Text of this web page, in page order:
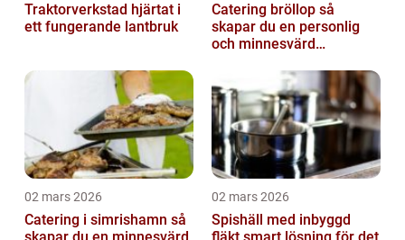
Traktorverkstad hjärtat i
ett fungerande lantbruk
Catering bröllop så
skapar du en personlig
och minnesvärd
02 mars 2026
Catering i simrishamn så
02 mars 2026
Spishäll med inbyggd